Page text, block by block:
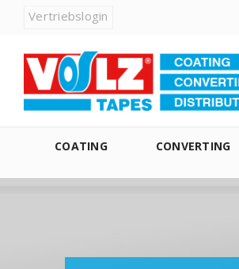
Vertriebslogin
COATING CONVERTING